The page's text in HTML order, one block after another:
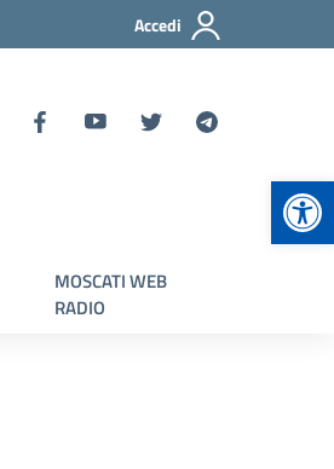
Accedi
MOSCATI WEB
RADIO